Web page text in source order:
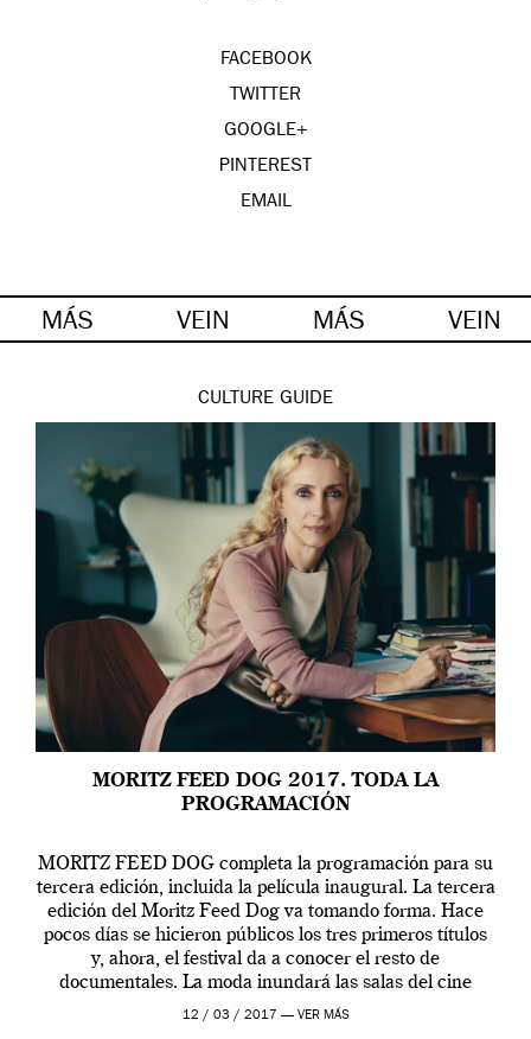
FACEBOOK
TWITTER
GOOGLE+
PINTEREST
EMAIL
MÁS VEIN MÁS VEIN
CULTURE GUIDE
MORITZ FEED DOG 2017. TODA LA
PROGRAMACIÓN
MORITZ FEED DOG completa la programación para su
tercera edición, incluida la película inaugural. La tercera
edición del Moritz Feed Dog va tomando forma. Hace
pocos días se hicieron públicos los tres primeros títulos
y, ahora, el festival da a conocer el resto de
documentales. La moda inundará las salas del cine
Aribau Club del […]
12 / 03 / 2017 — VER MÁS